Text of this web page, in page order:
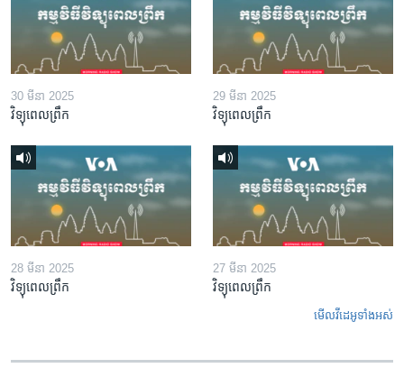
30 មីនា 2025
វិទ្យុពេលព្រឹក
29 មីនា 2025
វិទ្យុពេលព្រឹក
28 មីនា 2025
វិទ្យុពេលព្រឹក
27 មីនា 2025
វិទ្យុពេលព្រឹក
មើល​វីដេអូ​ទាំង​អស់